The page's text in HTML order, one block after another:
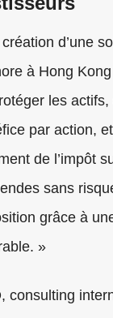
d’une
à Hong Kong
les
par action,
de l’impôt
sans
grâce à
»
consulting